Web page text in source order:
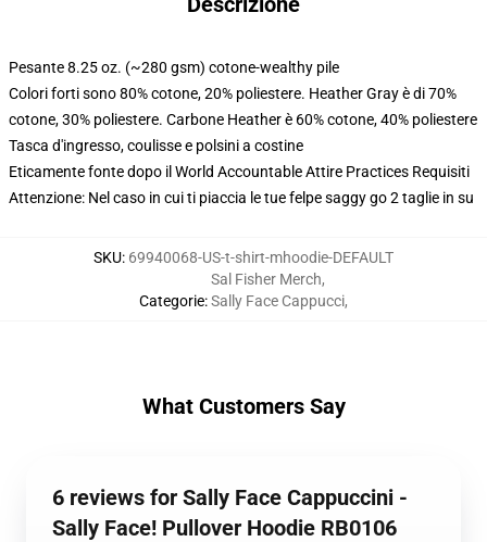
Pesante 8.25 oz. (~280 gsm) cotone-wealthy pile
Colori forti sono 80% cotone, 20% poliestere. Heather Gray è di 70%
cotone, 30% poliestere. Carbone Heather è 60% cotone, 40% poliestere
Tasca d'ingresso, coulisse e polsini a costine
Eticamente fonte dopo il World Accountable Attire Practices Requisiti
Attenzione: Nel caso in cui ti piaccia le tue felpe saggy go 2 taglie in su
SKU: 69940068-US-t-shirt-mhoodie-DEFAULT
Categorie:
Sal Fisher Merch,
Sally Face Cappucci,
What Customers Say
6 reviews for Sally Face Cappuccini -
Sally Face! Pullover Hoodie RB0106